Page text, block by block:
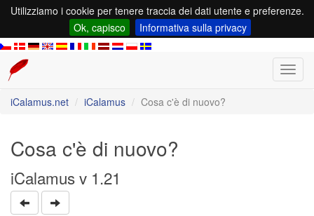
Utilizziamo i cookie per tenere traccia dei dati utente e preferenze.
Ok, capisco
Informativa sulla privacy
iCalamus.net
iCalamus Cosa c'è di nuovo?
Cosa c'è di nuovo?
iCalamus v 1.21